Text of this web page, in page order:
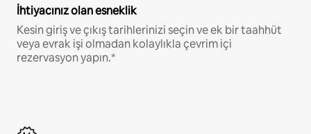
İhtiyacınız olan esneklik
Kesin giriş ve çıkış tarihlerinizi seçin ve ek bir taahhüt
veya evrak işi olmadan kolaylıkla çevrim içi
rezervasyon yapın.*